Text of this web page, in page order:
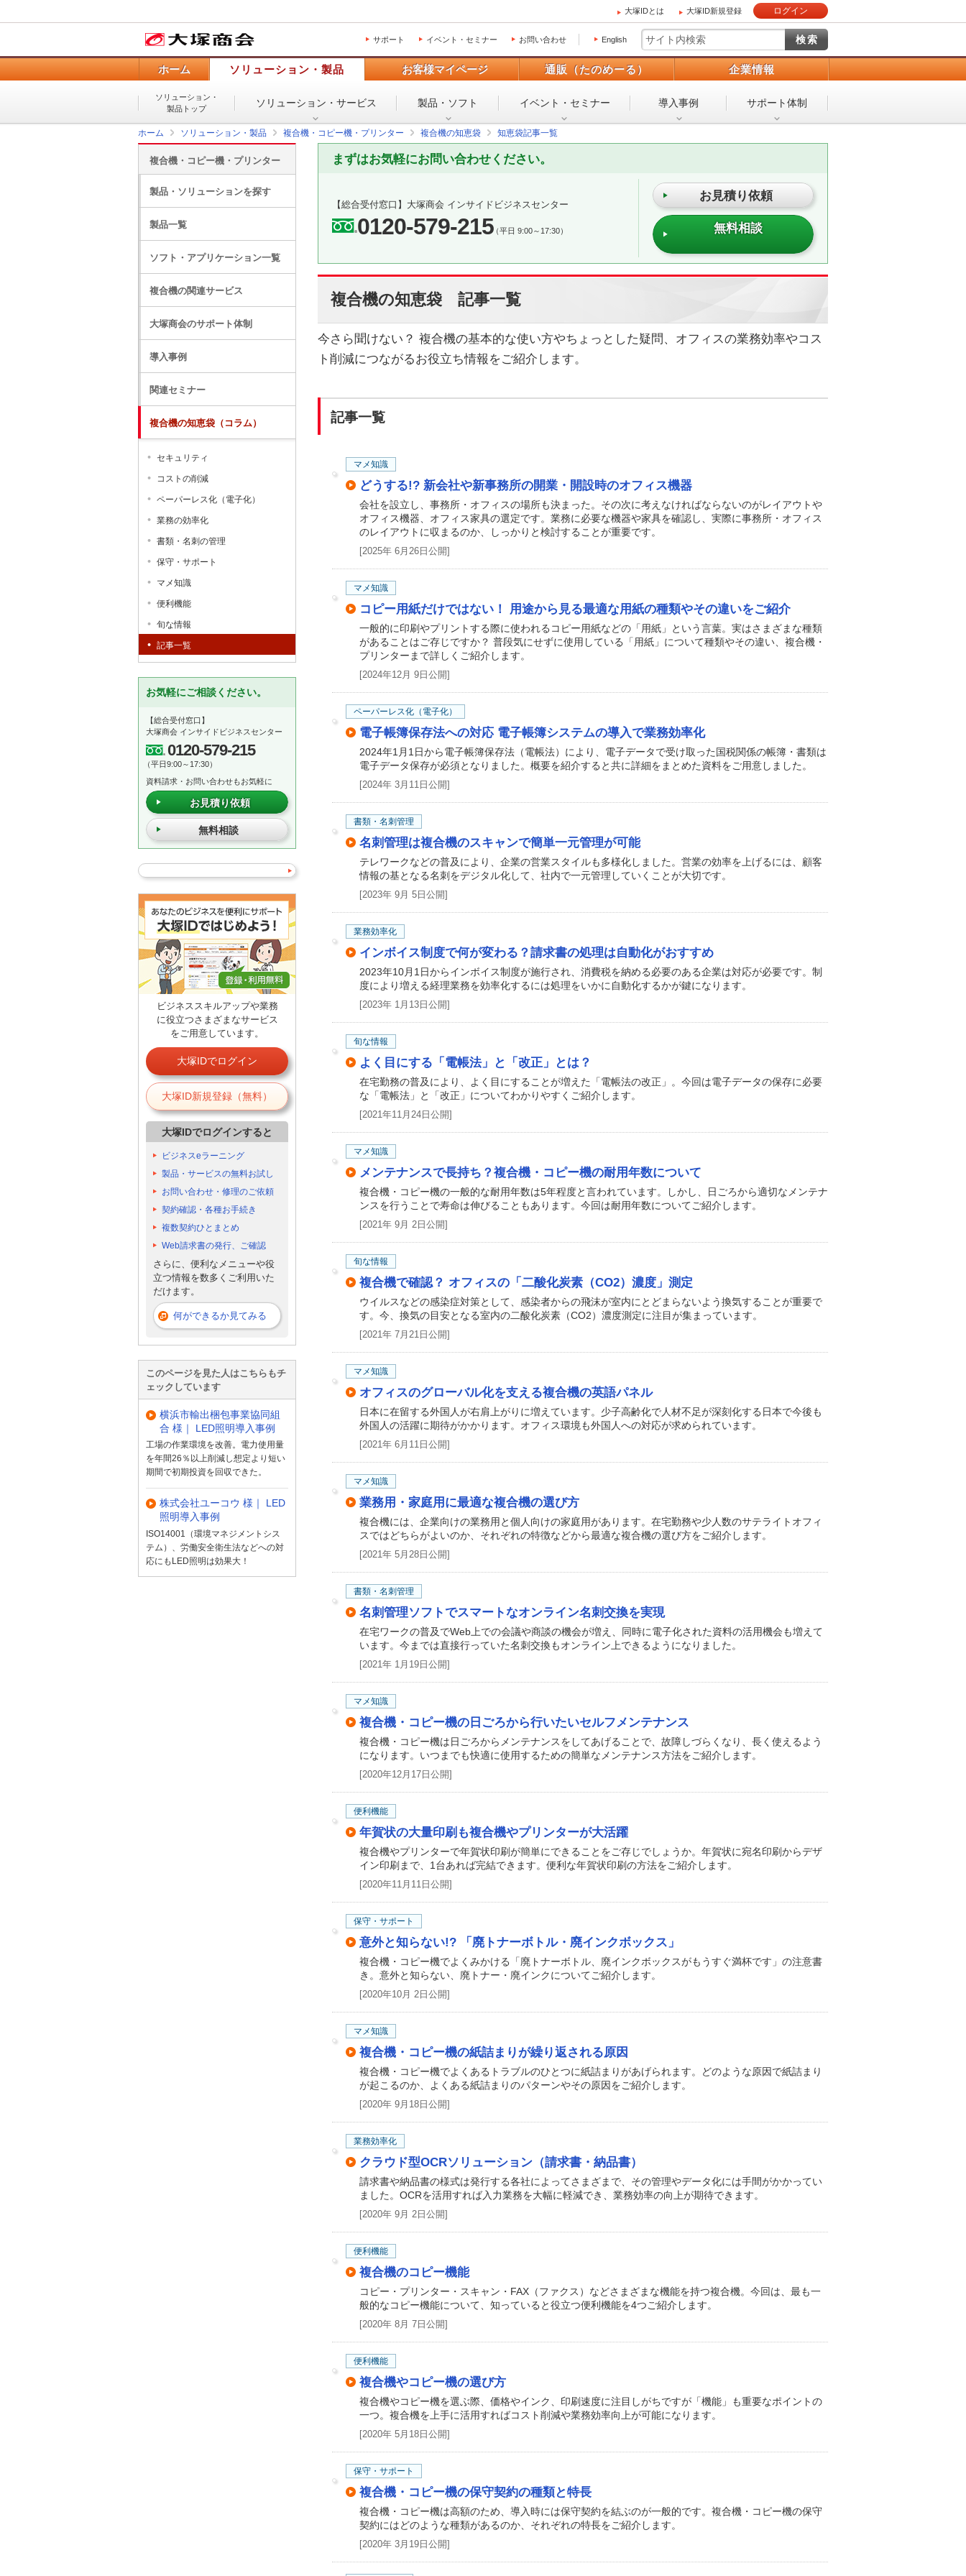
大塚IDとは 大塚ID新規登録 ログイン
サポート イベント・セミナー お問い合わせ English
ホーム ソリューション・製品 お客様マイページ 通販（たのめーる） 企業情報
ソリューション・
製品トップ
ソリューション・ サービス 製品・ソフト イベント・ セミナー 導入事例 サポート体制
ホーム ソリューション・製品 複合機・コピー機・プリンター 複合機の知恵袋 知恵袋記事一覧
まずはお気軽にお問い合わせください。
【総合受付窓口】 大塚商会 インサイドビジネスセンター
0120-579-215（平日 9:00～17:30）
お見積り依頼
無料相談
複合機の知恵袋 記事一覧
今さら聞けない？ 複合機の基本的な使い方やちょっとした疑問、オフィスの業務効率やコス
ト削減につながるお役立ち情報をご紹介します。
記事一覧
マメ知識
どうする!? 新会社や新事務所の開業・開設時のオフィス機器
会社を設立し、事務所・オフィスの場所も決まった。その次に考えなければならないのがレイアウトや
オフィス機器、オフィス家具の選定です。業務に必要な機器や家具を確認し、実際に事務所・オフィス
のレイアウトに収まるのか、しっかりと検討することが重要です。
[2025年 6月26日公開]
マメ知識
コピー用紙だけではない！ 用途から見る最適な用紙の種類やその違いをご紹介
一般的に印刷やプリントする際に使われるコピー用紙などの「用紙」という言葉。実はさまざまな種類
があることはご存じですか？ 普段気にせずに使用している「用紙」について種類やその違い、複合機・
プリンターまで詳しくご紹介します。
[2024年12月 9日公開]
ペーパーレス化（電子化）
電子帳簿保存法への対応 電子帳簿システムの導入で業務効率化
2024年1月1日から電子帳簿保存法（電帳法）により、電子データで受け取った国税関係の帳簿・書類は
電子データ保存が必須となりました。概要を紹介すると共に詳細をまとめた資料をご用意しました。
[2024年 3月11日公開]
書類・名刺管理
名刺管理は複合機のスキャンで簡単一元管理が可能
テレワークなどの普及により、企業の営業スタイルも多様化しました。営業の効率を上げるには、顧客
情報の基となる名刺をデジタル化して、社内で一元管理していくことが大切です。
[2023年 9月 5日公開]
業務効率化
インボイス制度で何が変わる？請求書の処理は自動化がおすすめ
2023年10月1日からインボイス制度が施行され、消費税を納める必要のある企業は対応が必要です。制
度により増える経理業務を効率化するには処理をいかに自動化するかが鍵になります。
[2023年 1月13日公開]
旬な情報
よく目にする「電帳法」と「改正」とは？
在宅勤務の普及により、よく目にすることが増えた「電帳法の改正」。今回は電子データの保存に必要
な「電帳法」と「改正」についてわかりやすくご紹介します。
[2021年11月24日公開]
マメ知識
メンテナンスで長持ち？複合機・コピー機の耐用年数について
複合機・コピー機の一般的な耐用年数は5年程度と言われています。しかし、日ごろから適切なメンテナ
ンスを行うことで寿命は伸びることもあります。今回は耐用年数についてご紹介します。
[2021年 9月 2日公開]
旬な情報
複合機で確認？ オフィスの「二酸化炭素（CO2）濃度」測定
ウイルスなどの感染症対策として、感染者からの飛沫が室内にとどまらないよう換気することが重要で
す。今、換気の目安となる室内の二酸化炭素（CO2）濃度測定に注目が集まっています。
[2021年 7月21日公開]
マメ知識
オフィスのグローバル化を支える複合機の英語パネル
日本に在留する外国人が右肩上がりに増えています。少子高齢化で人材不足が深刻化する日本で今後も
外国人の活躍に期待がかかります。オフィス環境も外国人への対応が求められています。
[2021年 6月11日公開]
マメ知識
業務用・家庭用に最適な複合機の選び方
複合機には、企業向けの業務用と個人向けの家庭用があります。在宅勤務や少人数のサテライトオフィ
スではどちらがよいのか、それぞれの特徴などから最適な複合機の選び方をご紹介します。
[2021年 5月28日公開]
書類・名刺管理
名刺管理ソフトでスマートなオンライン名刺交換を実現
在宅ワークの普及でWeb上での会議や商談の機会が増え、同時に電子化された資料の活用機会も増えて
います。今までは直接行っていた名刺交換もオンライン上できるようになりました。
[2021年 1月19日公開]
マメ知識
複合機・コピー機の日ごろから行いたいセルフメンテナンス
複合機・コピー機は日ごろからメンテナンスをしてあげることで、故障しづらくなり、長く使えるよう
になります。いつまでも快適に使用するための簡単なメンテナンス方法をご紹介します。
[2020年12月17日公開]
便利機能
年賀状の大量印刷も複合機やプリンターが大活躍
複合機やプリンターで年賀状印刷が簡単にできることをご存じでしょうか。年賀状に宛名印刷からデザ
イン印刷まで、1台あれば完結できます。便利な年賀状印刷の方法をご紹介します。
[2020年11月11日公開]
保守・サポート
意外と知らない!? 「廃トナーボトル・廃インクボックス」
複合機・コピー機でよくみかける「廃トナーボトル、廃インクボックスがもうすぐ満杯です」の注意書
き。意外と知らない、廃トナー・廃インクについてご紹介します。
[2020年10月 2日公開]
マメ知識
複合機・コピー機の紙詰まりが繰り返される原因
複合機・コピー機でよくあるトラブルのひとつに紙詰まりがあげられます。どのような原因で紙詰まり
が起こるのか、よくある紙詰まりのパターンやその原因をご紹介します。
[2020年 9月18日公開]
業務効率化
クラウド型OCRソリューション（請求書・納品書）
請求書や納品書の様式は発行する各社によってさまざまで、その管理やデータ化には手間がかかってい
ました。OCRを活用すれば入力業務を大幅に軽減でき、業務効率の向上が期待できます。
[2020年 9月 2日公開]
便利機能
複合機のコピー機能
コピー・プリンター・スキャン・FAX（ファクス）などさまざまな機能を持つ複合機。今回は、最も一
般的なコピー機能について、知っていると役立つ便利機能を4つご紹介します。
[2020年 8月 7日公開]
便利機能
複合機やコピー機の選び方
複合機やコピー機を選ぶ際、価格やインク、印刷速度に注目しがちですが「機能」も重要なポイントの
一つ。複合機を上手に活用すればコスト削減や業務効率向上が可能になります。
[2020年 5月18日公開]
保守・サポート
複合機・コピー機の保守契約の種類と特長
複合機・コピー機は高額のため、導入時には保守契約を結ぶのが一般的です。複合機・コピー機の保守
契約にはどのような種類があるのか、それぞれの特長をご紹介します。
[2020年 3月19日公開]
複合機・コピー機・プリンター
製品・ソリューションを探す
製品一覧
ソフト・アプリケーション一覧
複合機の関連サービス
大塚商会のサポート体制
導入事例
関連セミナー
複合機の知恵袋（コラム）
セキュリティ
コストの削減
ペーパーレス化（電子化）
業務の効率化
書類・名刺の管理
保守・サポート
マメ知識
便利機能
旬な情報
記事一覧
お気軽にご相談ください。
【総合受付窓口】
大塚商会 インサイドビジネスセンター
0120-579-215
（平日9:00～17:30）
資料請求・お問い合わせもお気軽に
お見積り依頼
無料相談
ビジネススキルアップや業務
に役立つさまざまなサービス
をご用意しています。
大塚IDでログイン
大塚ID新規登録（無料）
大塚IDでログインすると
ビジネスeラーニング
製品・サービスの無料お試し
お問い合わせ・修理のご依頼
契約確認・各種お手続き
複数契約ひとまとめ
Web請求書の発行、ご確認
さらに、便利なメニューや役
立つ情報を数多くご利用いた
だけます。
何ができるか見てみる
このページを見た人はこちらもチ
ェックしています
横浜市輸出梱包事業協同組
合 様｜ LED照明導入事例
工場の作業環境を改善。電力使用量
を年間26％以上削減し想定より短い
期間で初期投資を回収できた。
株式会社ユーコウ 様｜ LED
照明導入事例
ISO14001（環境マネジメントシス
テム）、労働安全衛生法などへの対
応にもLED照明は効果大！